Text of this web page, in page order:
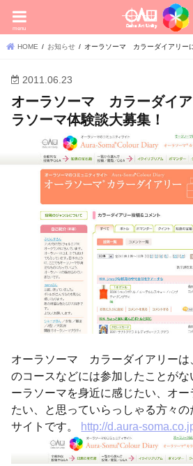
menu
HOME お知らせ オーラソーマ カラーダイアリー
2011.06.23
オーラソーマ カラーダイ
ラソーマ体験談大募集！
オーラソーマ カラーダイアリーは
のコースなどには参加したことが
ーラソーマを身近に感じたい、オ
たい、と思っていらっしゃる方々の
サイトです。 http://d.aura-